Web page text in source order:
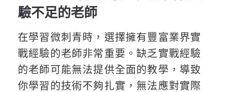
驗不足的老師
在學習微刺青時，選擇擁有豐富業界實
戰經驗的老師非常重要。缺乏實戰經驗
的老師可能無法提供全面的教學，導致
你學習的技術不夠扎實，無法應對實際